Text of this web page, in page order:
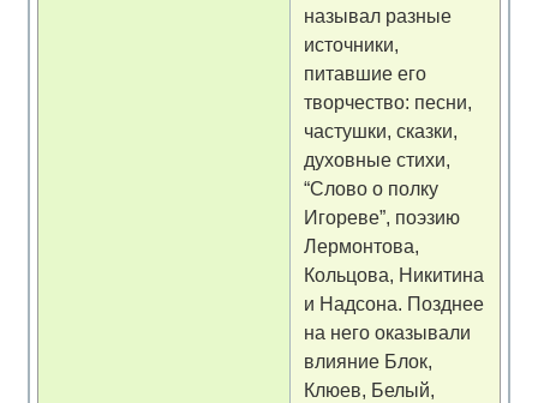
называл разные
источники,
питавшие его
творчество: песни,
частушки, сказки,
духовные стихи,
“Слово о полку
Игореве”, поэзию
Лермонтова,
Кольцова, Никитина
и Надсона. Позднее
на него оказывали
влияние Блок,
Клюев, Белый,